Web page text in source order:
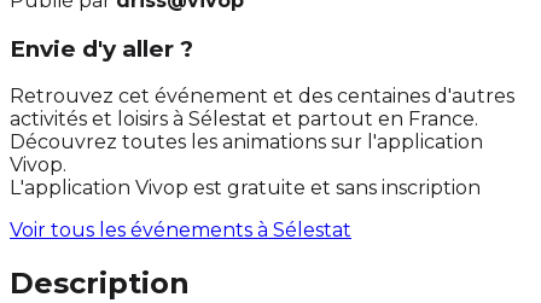
Envie d'y aller ?
Retrouvez cet événement et des centaines d'autres
activités et loisirs à Sélestat et partout en France.
Découvrez toutes les animations sur l'application
Vivop.
L'application Vivop est gratuite et sans inscription
Voir tous les événements à Sélestat
Description